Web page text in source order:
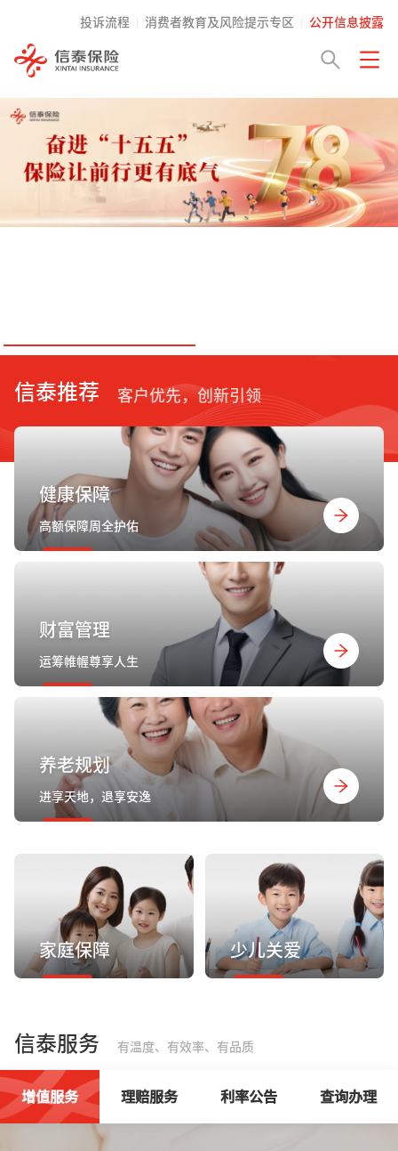
投诉流程 消费者教育及风险提示专区 公开信息披露
信泰推荐 客户优先，创新引领
健康保障
高额保障周全护佑
财富管理
运筹帷幄尊享人生
养老规划
进享天地，退享安逸
家庭保障 少儿关爱
信泰服务 有温度、有效率、有品质
增值服务 理赔服务 利率公告 查询办理